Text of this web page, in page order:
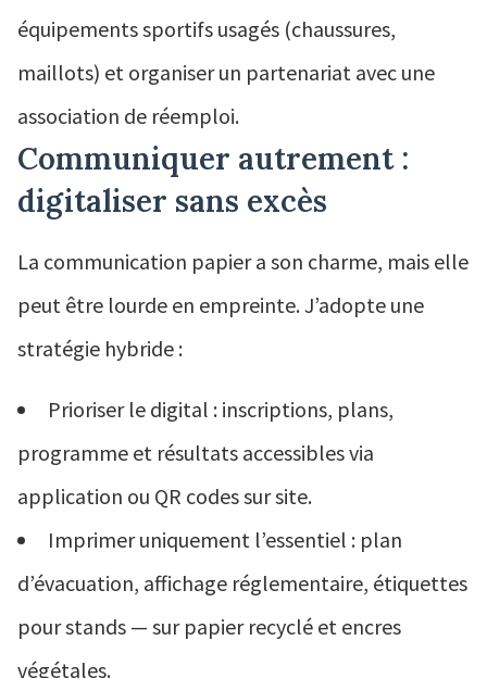
équipements sportifs usagés (chaussures,
maillots) et organiser un partenariat avec une
association de réemploi.
Communiquer autrement :
digitaliser sans excès
La communication papier a son charme, mais elle
peut être lourde en empreinte. J’adopte une
stratégie hybride :
Prioriser le digital : inscriptions, plans,
programme et résultats accessibles via
application ou QR codes sur site.
Imprimer uniquement l’essentiel : plan
d’évacuation, affichage réglementaire, étiquettes
pour stands — sur papier recyclé et encres
végétales.